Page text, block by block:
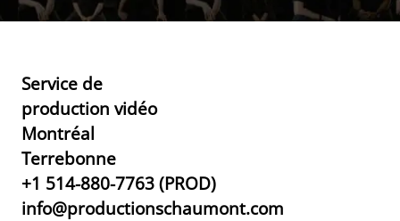
Service de
production vidéo
Montréal
Terrebonne
+1 514-880-7763 (PROD)
info@productionschaumont.com